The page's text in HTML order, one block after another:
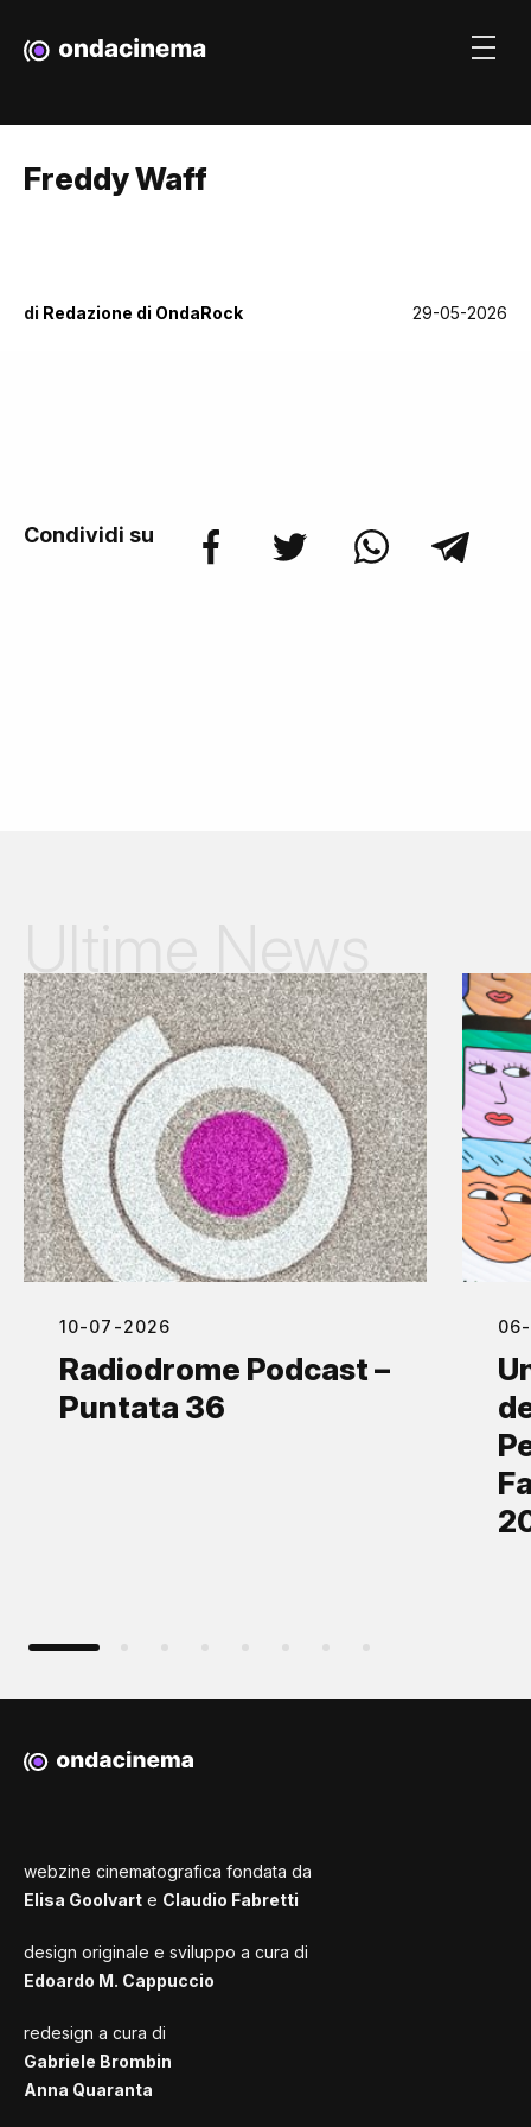
Freddy Waff
di Redazione di OndaRock 29-05-2026
Condividi su
10-07-2026
Radiodrome Podcast –
Puntata 36
webzine cinematografica fondata da
Elisa Goolvart e Claudio Fabretti
design originale e sviluppo a cura di
Edoardo M. Cappuccio
redesign a cura di
Gabriele Brombin
Anna Quaranta